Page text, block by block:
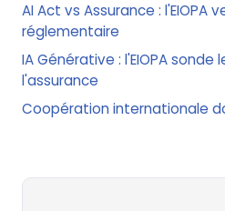
AI Act vs Assurance : l'EIOPA
réglementaire
IA Générative : l'EIOPA sonde
l'assurance
Coopération internationale